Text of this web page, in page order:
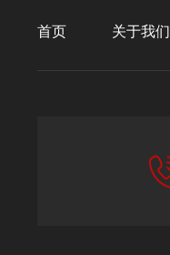
首页 关于我们